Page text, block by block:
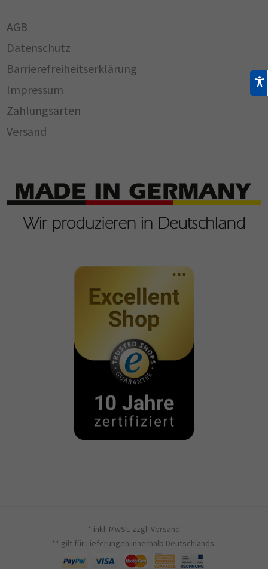
AGB
Datenschutz
Barrierefreiheitserklärung
Impressum
Zahlungsarten
Versand
* inkl. MwSt. zzgl. Versand
** gilt für Lieferungen innerhalb Deutschlands.